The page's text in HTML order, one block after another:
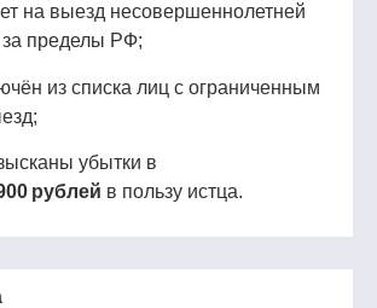
на выезд несовершеннолетней
за пределы РФ;
из списка лиц с ограниченным
убытки в
рублей в пользу истца.